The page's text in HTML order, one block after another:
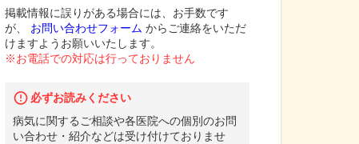
掲載情報に誤りがある場合には、お手数です
が、
お問い合わせフォーム からご連絡をいただ
けますようお願いいたします。
※お電話での対応は行っておりません
必ずお読みください
病気に関するご相談や各医院への個別のお問
い合わせ・紹介などは受け付けておりませ